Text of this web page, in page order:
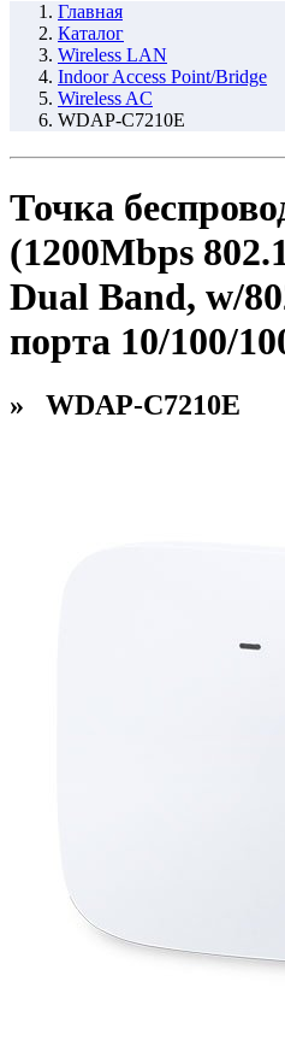
Главная
Каталог
Wireless LAN
Indoor Access Point/Bridge
Wireless AC
WDAP-C7210E
Точка
(1200Mbps
Dual Band, w/
порта 10/100/
» WDAP-C7210E